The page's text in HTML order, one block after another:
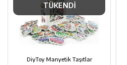
TÜKENDİ
DiyToy Manyetik Taşıtlar